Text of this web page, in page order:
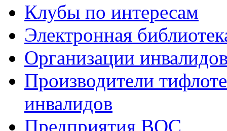
Клубы по интересам
Электронная
Организации
Производители
инвалидов
Предприятия ВОС